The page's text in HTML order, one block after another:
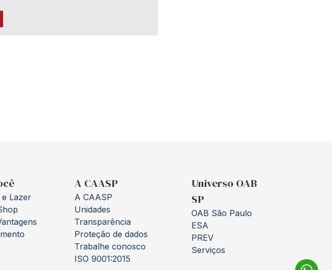
e Lazer
A CAASP
A CAASP
Unidades
Transparência
Proteção de dados
Trabalhe conosco
ISO 9001:2015
Universo OAB
SP
OAB São Paulo
ESA
PREV
Serviços